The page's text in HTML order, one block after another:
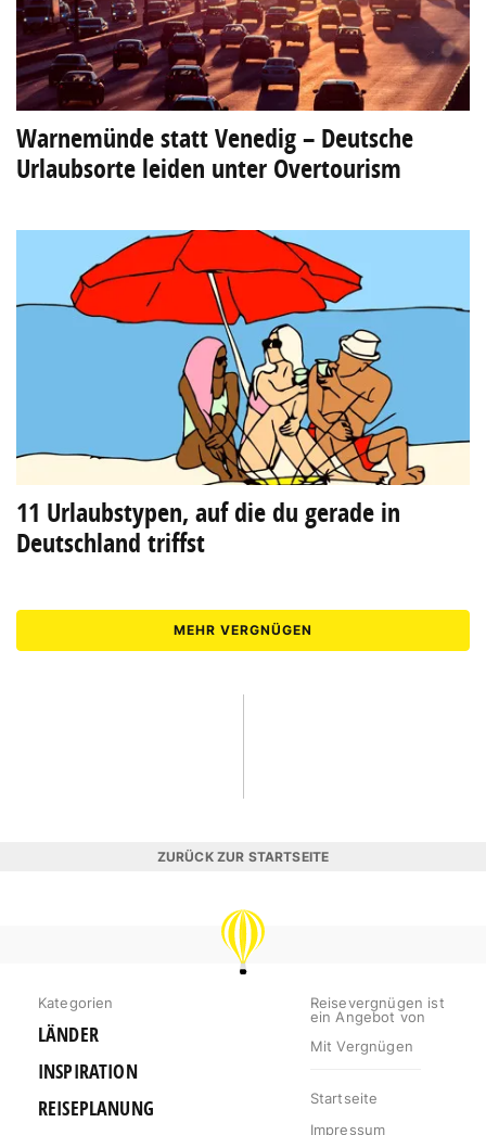
Warnemünde statt Venedig – Deutsche
Urlaubsorte leiden unter Overtourism
11 Urlaubstypen, auf die du gerade in
Deutschland triffst
MEHR VERGNÜGEN
ZURÜCK ZUR STARTSEITE
REISEVERGNÜGEN
Kategorien
LÄNDER
INSPIRATION
REISEPLANUNG
Reisevergnügen ist
ein Angebot von
Mit Vergnügen
Startseite
Impressum